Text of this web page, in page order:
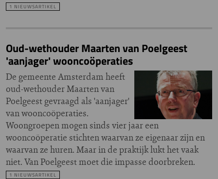
1 NIEUWSARTIKEL
Oud-wethouder Maarten van Poelgeest
'aanjager' wooncoöperaties
De gemeente Amsterdam heeft
oud-wethouder Maarten van
Poelgeest gevraagd als 'aanjager'
van wooncoöperaties.
Woongroepen mogen sinds vier jaar een
wooncoöperatie stichten waarvan ze eigenaar zijn en
waarvan ze huren. Maar in de praktijk lukt het vaak
niet. Van Poelgeest moet die impasse doorbreken.
1 NIEUWSARTIKEL